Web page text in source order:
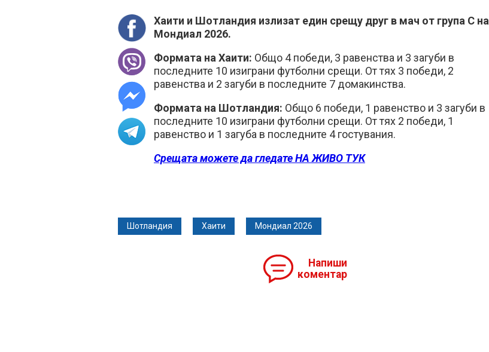
Хаити и Шотландия излизат един срещу друг в мач от група С на
Мондиал 2026.
Формата на Хаити: Общо 4 победи, 3 равенства и 3 загуби в
последните 10 изиграни футболни срещи. От тях 3 победи, 2
равенства и 2 загуби в последните 7 домакинства.
Формата на Шотландия: Общо 6 победи, 1 равенство и 3 загуби в
последните 10 изиграни футболни срещи. От тях 2 победи, 1
равенство и 1 загуба в последните 4 гостувания.
Срещата можете да гледате НА ЖИВО ТУК
Шотландия Хаити Мондиал 2026
Напиши
коментар